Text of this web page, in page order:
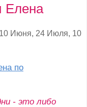
Елена
Июня, 24 Июля, 10
по
- это либо